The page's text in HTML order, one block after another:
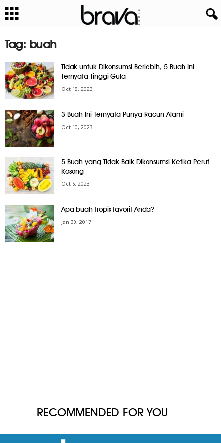
Tag: buah
Tidak untuk Dikonsumsi Berlebih, 5 Buah Ini
Ternyata Tinggi Gula
Oct 18, 2023
3 Buah Ini Ternyata Punya Racun Alami
Oct 10, 2023
5 Buah yang Tidak Baik Dikonsumsi Ketika Perut
Kosong
Oct 5, 2023
Apa buah tropis favorit Anda?
Jan 30, 2017
RECOMMENDED FOR YOU